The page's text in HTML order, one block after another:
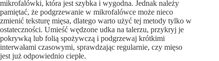
mikrofalówki, która jest szybka i wygodna. Jednak należy
pamiętać, że podgrzewanie w mikrofalówce może nieco
zmienić teksturę mięsa, dlatego warto użyć tej metody tylko w
ostateczności. Umieść wędzone udka na talerzu, przykryj je
pokrywką lub folią spożywczą i podgrzewaj krótkimi
interwałami czasowymi, sprawdzając regularnie, czy mięso
jest już odpowiednio ciepłe.